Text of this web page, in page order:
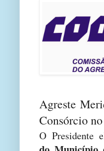
Agreste
Consórcio
O Presidente